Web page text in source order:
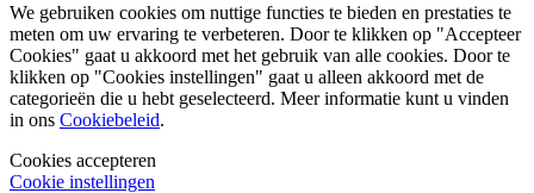
We gebruiken cookies om nuttige functies te bieden en prestaties te
meten om uw ervaring te verbeteren. Door te klikken op "Accepteer
Cookies" gaat u akkoord met het gebruik van alle cookies. Door te
klikken op "Cookies instellingen" gaat u alleen akkoord met de
categorieën die u hebt geselecteerd. Meer informatie kunt u vinden
in ons Cookiebeleid.
Cookies accepteren
Cookie instellingen